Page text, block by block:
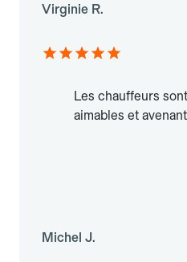
Virginie R.
Les chauffeurs
aimables et
Michel J.